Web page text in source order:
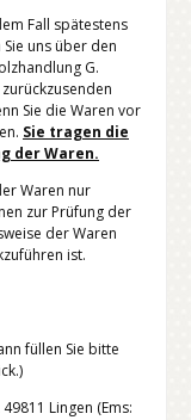
Fall spätestens
uns über den
G.
Sie die Waren vor
Sie tragen die
der Waren.
Waren nur
zur Prüfung der
der Waren
ist.
füllen Sie bitte
Lingen (Ems: